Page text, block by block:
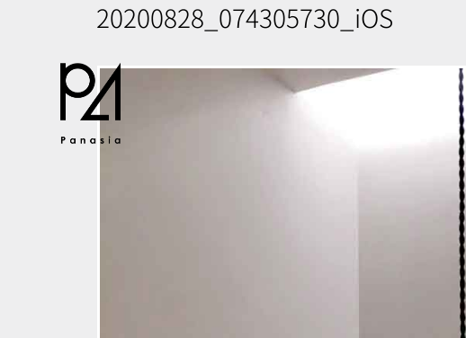
20200828_074305730_iOS